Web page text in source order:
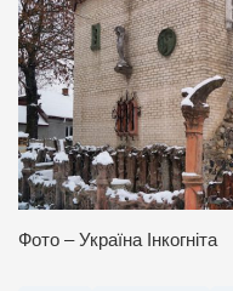
Фото – Україна Інкогніта